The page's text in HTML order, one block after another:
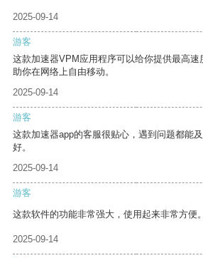
2025-09-14
游客
这款加速器VPM应用程序可以给你提供最高
助你在网络上自由移动。
2025-09-14
游客
这款加速器app的客服很贴心，遇到问题都能
好。
2025-09-14
游客
这款软件的功能非常强大，使用起来非常方便。
2025-09-14